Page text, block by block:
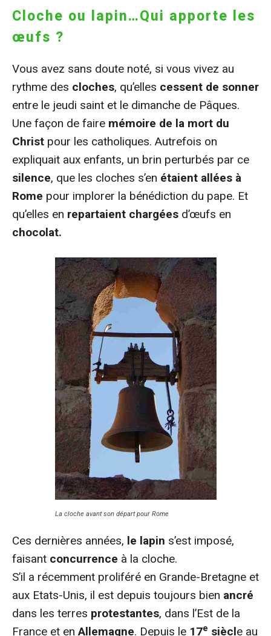
Cloche ou lapin…Qui apporte les
œufs ?
Vous avez sans doute noté, si vous vivez au
rythme des cloches, qu’elles cessent de sonner
entre le jeudi saint et le dimanche de Pâques.
Une façon de faire mémoire de la mort du
Christ pour les catholiques. Autrefois on
expliquait aux enfants, un brin perturbés par ce
silence, que les cloches s’en étaient allées à
Rome pour implorer la bénédiction du pape. Et
qu’elles en repartaient chargées d’œufs en
chocolat.
La cloche avant son départ pour Rome
Ces dernières années, le lapin s’est imposé,
faisant concurrence à la cloche.
S’il a récemment proliféré en Grande-Bretagne et
aux Etats-Unis, il est depuis toujours bien ancré
dans les terres protestantes, dans l’Est de la
France et enAllemagne. Depuis le 17e siècle au